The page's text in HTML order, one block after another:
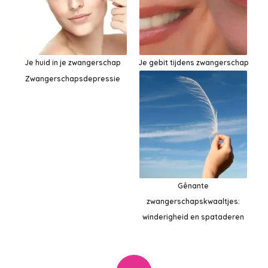
Je huid in je zwangerschap
Je gebit tijdens zwangerschap
Zwangerschapsdepressie
Gênante
zwangerschapskwaaltjes:
winderigheid en spataderen